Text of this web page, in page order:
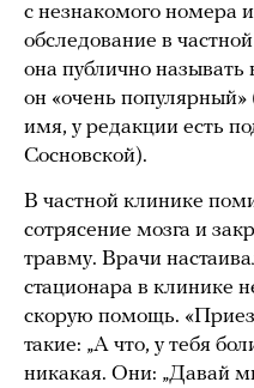
с незнакомого номера
обследование в
она публично называть
он «очень популярный»
имя, у редакции есть
Сосновской).
В частной клинике
сотрясение мозга и
травму. Врачи
стационара в клинике
скорую помощь.
такие: „А что, у тебя
никакая. Они: „Давай